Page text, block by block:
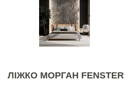
ЛІЖКО МОРГАН FENSTER